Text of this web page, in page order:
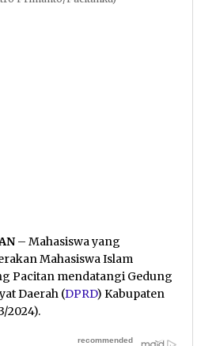
– Mahasiswa yang
Mahasiswa Islam
Pacitan mendatangi Gedung
Daerah (DPRD) Kabupaten
2024).